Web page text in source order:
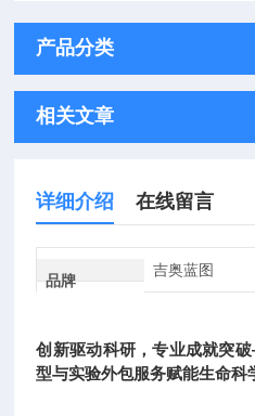
产品分类
相关文章
详细介绍 在线留言
品牌
吉奥蓝图
创新驱动科研，专业成就突
型与实验外包服务赋能生命科